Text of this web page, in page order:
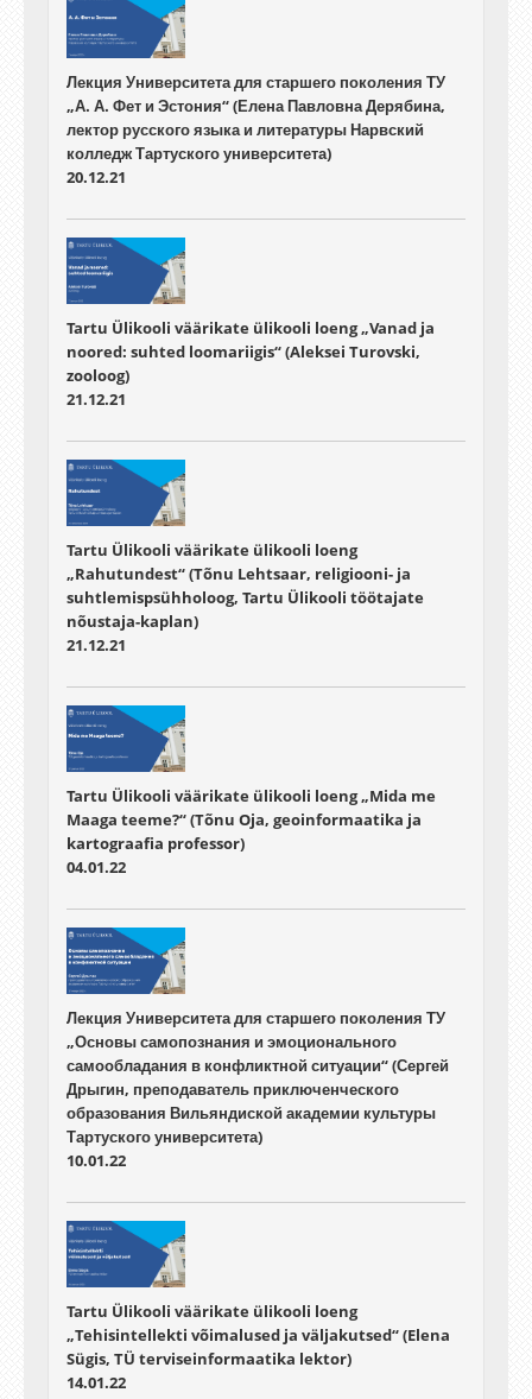
Лекция Университета для старшего поколения ТУ
„А. А. Фет и Эстония“ (Елена Павловна Дерябина,
лектор русского языка и литературы Нарвский
колледж Тартуского университета)
20.12.21
Tartu Ülikooli väärikate ülikooli loeng „Vanad ja
noored: suhted loomariigis“ (Aleksei Turovski,
zooloog)
21.12.21
Tartu Ülikooli väärikate ülikooli loeng
„Rahutundest“ (Tõnu Lehtsaar, religiooni- ja
suhtlemispsühholoog, Tartu Ülikooli töötajate
nõustaja-kaplan)
21.12.21
Tartu Ülikooli väärikate ülikooli loeng „Mida me
Maaga teeme?“ (Tõnu Oja, geoinformaatika ja
kartograafia professor)
04.01.22
Лекция Университета для старшего поколения ТУ
„Основы самопознания и эмоционального
самообладания в конфликтной ситуации“ (Сергей
Дрыгин, преподаватель приключенческого
образования Вильяндиской академии культуры
Тартуского университета)
10.01.22
Tartu Ülikooli väärikate ülikooli loeng
„Tehisintellekti võimalused ja väljakutsed“ (Elena
Sügis, TÜ terviseinformaatika lektor)
14.01.22